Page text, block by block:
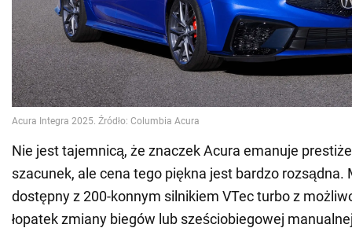
Nie jest tajemnicą, że znaczek Acura emanuje
szacunek, ale cena tego piękna jest bardzo rozsądna.
dostępny z 200-konnym silnikiem VTec turbo z
łopatek zmiany biegów lub sześciobiegowej